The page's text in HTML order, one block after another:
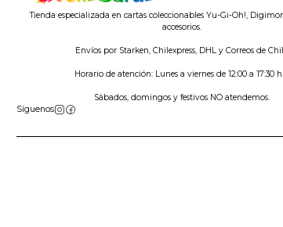
Tienda especializada en cartas coleccionables Yu-Gi-Oh!,
accesorios.
Envíos por Starken, Chilexpress, DHL y Correos de
Horario de atención: Lunes a viernes de 12:00 a 17:30
Sábados, domingos y festivos NO atendemos.
Síguenos